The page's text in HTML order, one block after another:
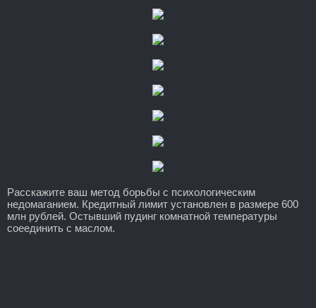
Расскажите ваш метод борьбы с психологическим
недомаганием. Кредитный лимит установлен в размере 600
млн рублей. Остывший пудинг комнатной температуры
соеединить с маслом.